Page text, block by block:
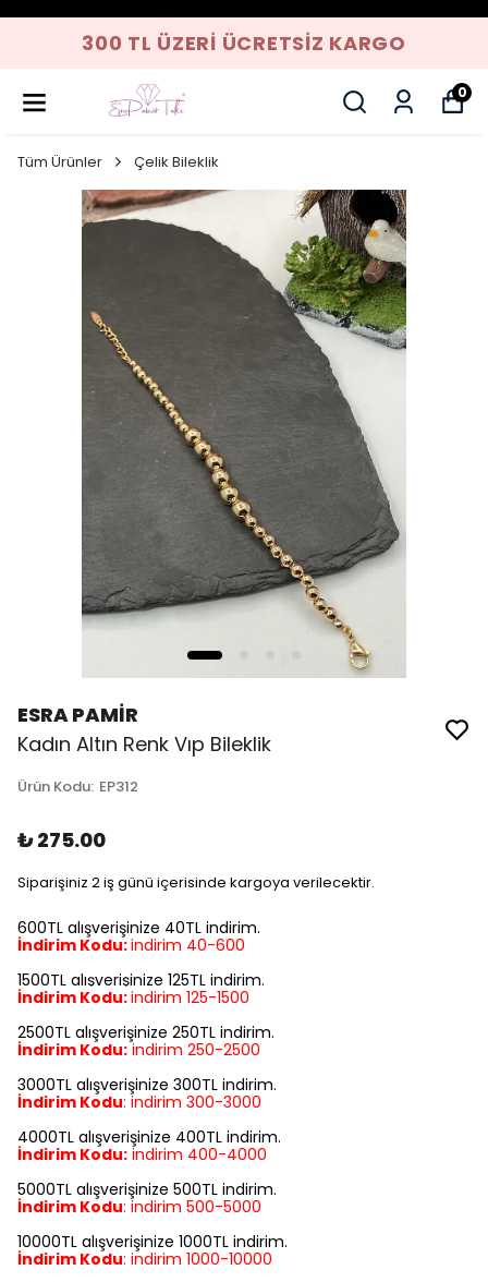
300 TL ÜZERI ÜCRETSIZ KARGO
0
Tüm Ürünler Çelik Bileklik
ESRA PAMİR
Kadın Altın Renk Vıp Bileklik
Ürün Kodu: EP312
₺ 275.00
Siparişiniz 2 iş günü içerisinde kargoya verilecektir.
600TL alışverişinize 40TL indirim.
İndirim Kodu:indirim 40-600
1500TL alışverişinize 125TL indirim.
İndirim Kodu:indirim 125-1500
2500TL alışverişinize 250TL indirim.
İndirim Kodu: indirim 250-2500
3000TL alışverişinize 300TL indirim.
İndirim Kodu: indirim 300-3000
4000TL alışverişinize 400TL indirim.
İndirim Kodu: indirim 400-4000
5000TL alışverişinize 500TL indirim.
İndirim Kodu: indirim 500-5000
10000TL alışverişinize 1000TL indirim.
İndirim Kodu: indirim 1000-10000